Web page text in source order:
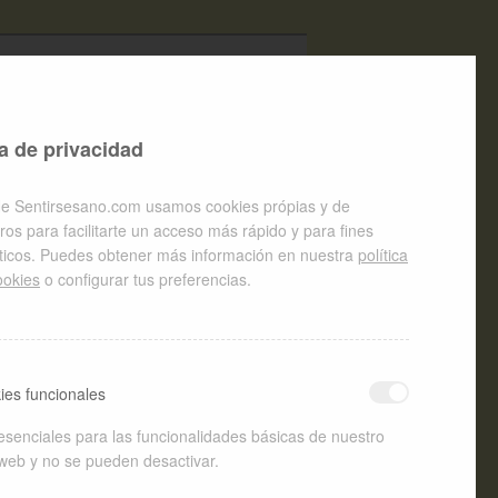
de privacidad
Sentirsesano.com usamos cookies própias y de
para facilitarte un acceso más rápido y para fines
Puedes obtener más información en nuestra política
o configurar tus preferencias.
funcionales
para las funcionalidades básicas de nuestro
y no se pueden desactivar.